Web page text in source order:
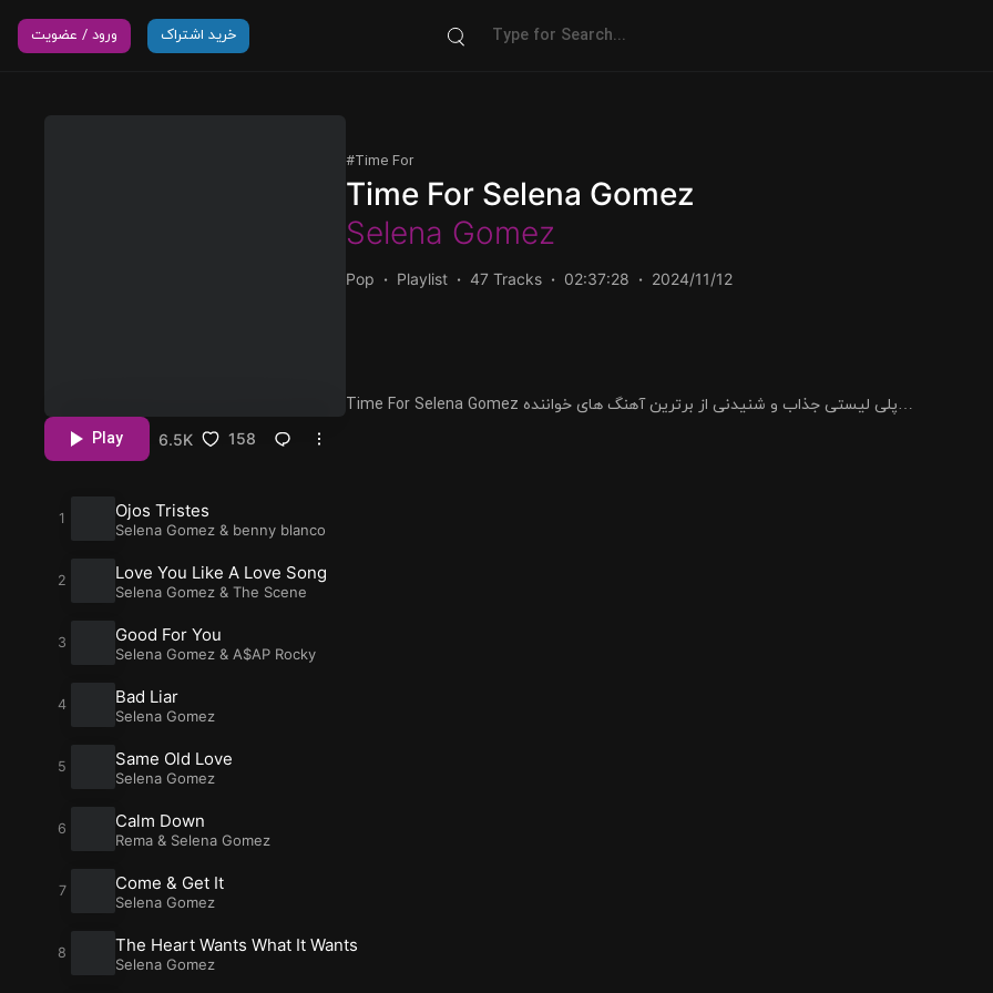
خرید اشتراک ورود / عضویت
Time For
Time For Selena Gomez
Selena Gomez
Pop Playlist 47 Tracks 02:37:28 2024/11/12
Time For Selena Gomez پلی لیستی جذاب و شنیدنی از برترین آهنگ های خواننده
Play 6.5K 158
Ojos Tristes
Selena Gomez & benny blanco
Love You Like A Love Song
Selena Gomez & The Scene
Good For You
Selena Gomez & A$AP Rocky
Bad Liar
Selena Gomez
Same Old Love
Selena Gomez
Calm Down
Rema & Selena Gomez
Come & Get It
Selena Gomez
The Heart Wants What It Wants
Selena Gomez